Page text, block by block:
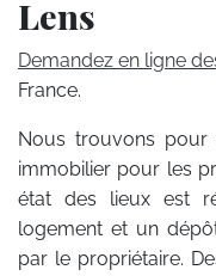
Lens
Demandez en ligne
France.
Nous trouvons
immobilier pour les
état des lieux est
logement et un
par le propriétaire.